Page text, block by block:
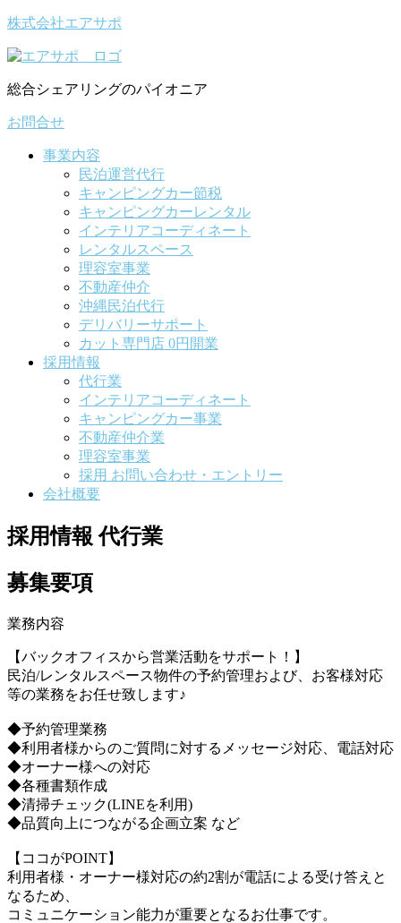
株式会社エアサポ
総合シェアリングのパイオニア
お問合せ
事業内容
民泊運営代行
キャンピングカー節税
キャンピングカーレンタル
インテリアコーディネート
レンタルスペース
理容室事業
不動産仲介
沖縄民泊代行
デリバリーサポート
カット専門店 0円開業
採用情報
代行業
インテリアコーディネート
キャンピングカー事業
不動産仲介業
理容室事業
採用 お問い合わせ・エントリー
会社概要
採用情報 代行業
募集要項
業務内容
【バックオフィスから営業活動をサポート！】
民泊/レンタルスペース物件の予約管理および、お客様対応
等の業務をお任せ致します♪
◆予約管理業務
◆利用者様からのご質問に対するメッセージ対応、電話対応
◆オーナー様への対応
◆各種書類作成
◆清掃チェック(LINEを利用)
◆品質向上につながる企画立案 など
【ココがPOINT】
利用者様・オーナー様対応の約2割が電話による受け答えと
なるため、
コミュニケーション能力が重要となるお仕事です。